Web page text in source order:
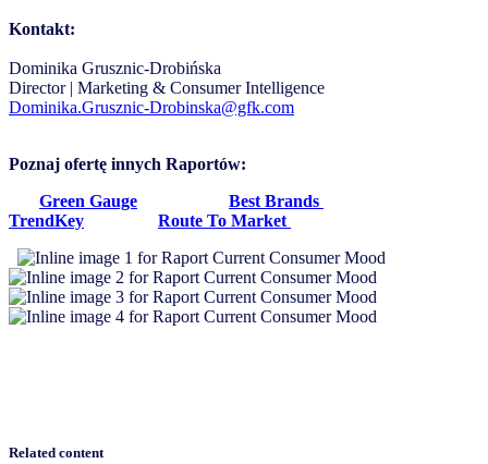
Kontakt:
Dominika Grusznic-Drobińska
Director | Marketing & Consumer Intelligence
Dominika.Grusznic-Drobinska@gfk.com
Poznaj ofertę innych Raportów:
Green Gauge
Best Brands
TrendKey
Route To Market
Related content